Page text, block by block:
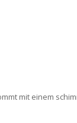
mit einem